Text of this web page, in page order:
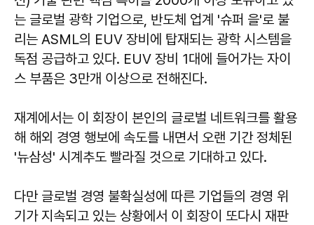
는 글로벌 광학 기업으로, 반도체 업계 '슈퍼 을'로 불
리는 ASML의 EUV 장비에 탑재되는 광학 시스템을
독점 공급하고 있다. EUV 장비 1대에 들어가는 자이
스 부품은 3만개 이상으로 전해진다.
재계에서는 이 회장이 본인의 글로벌 네트워크를 활용
해 해외 경영 행보에 속도를 내면서 오랜 기간 정체된
'뉴삼성' 시계추도 빨라질 것으로 기대하고 있다.
다만 글로벌 경영 불확실성에 따른 기업들의 경영 위
기가 지속되고 있는 상황에서 이 회장이 또다시 재판